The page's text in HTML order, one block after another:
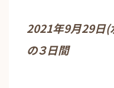
2021年9月29日
の３日間